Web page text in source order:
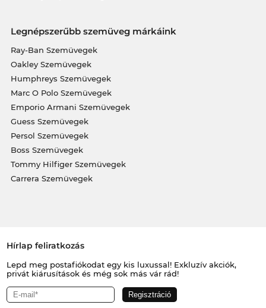
Legnépszerűbb szemüveg márkáink
Ray-Ban Szemüvegek
Oakley Szemüvegek
Humphreys Szemüvegek
Marc O Polo Szemüvegek
Emporio Armani Szemüvegek
Guess Szemüvegek
Persol Szemüvegek
Boss Szemüvegek
Tommy Hilfiger Szemüvegek
Carrera Szemüvegek
Hírlap feliratkozás
Lepd meg postafiókodat egy kis luxussal! Exkluzív akciók,
privát kiárusítások és még sok más vár rád!